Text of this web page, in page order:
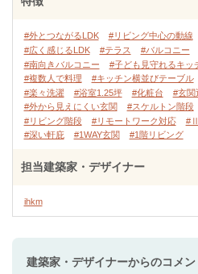
#外とつながるLDK #リビング中心の動線
#広く感じるLDK
#テラス #バルコニー
#南向きバルコニー
#子ども見守れるキッ
#複数人で料理
#キッチン横並びテーブル
#楽々洗濯
#浴室1.25坪 #化粧台
#玄関
#外から見えにくい玄関
#スケルトン階段
#リビング階段
#リモートワーク対応 #Ⅱ
#深い軒庇
#1WAY玄関 #1階リビング
担当建築家・デザイナー
ihkm
建築家・デザイナーからのコメン